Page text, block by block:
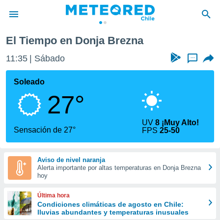
de
por
que se
calidad.
a este
las
y
forma
digital
basada
El Tiempo en Donja Brezna
11:35 Sábado ...
Soleado
27°
Sensación de 27°
UV8 ¡Muy Alto!
FPS25-50
Aviso de nivel naranja
Alerta importante por altas temperaturas en Donja Brezna
hoy
Última hora
Condiciones climáticas de agosto en Chile:
lluvias abundantes y temperaturas inusuales